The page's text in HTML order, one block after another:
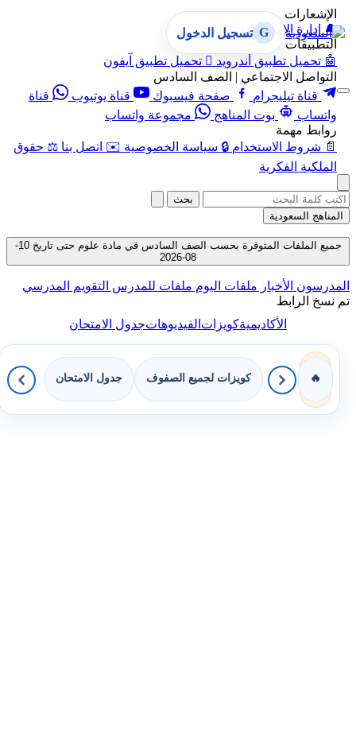
الإشعارات
🔔 إدارة الإشعارات
التطبيقات
🤖 تحميل تطبيق أندرويد  تحميل تطبيق آيفون
التواصل الاجتماعي | الصف السادس
قناة تيليجرام
صفحة فيسبوك قناة يوتيوب
قناة
واتساب
بوت المناهج
مجموعة واتساب
روابط مهمة
📄 شروط الاستخدام 🔒 سياسة الخصوصية ✉️ اتصل بنا ⚖️ حقوق
الملكية الفكرية
G تسجيل الدخول
بحث
المناهج السعودية
جميع الملفات المتوفرة بحسب الصف السادس في مادة علوم حتى تاريخ 10-
08-2026
المدرسون الأخبار ملفات اليوم ملفات للمدرس التقويم المدرسي
تم نسخ الرابط
الأكاديميةكويزاتالفيديوهاتجدول الامتحان
🔥 كويزات لجميع الصفوف جدول الامتحان